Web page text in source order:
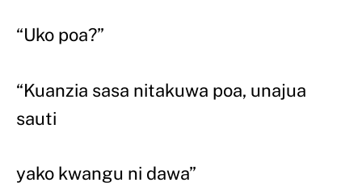
“Uko poa?”
“Kuanzia sasa nitakuwa poa, unajua
sauti
yako kwangu ni dawa”